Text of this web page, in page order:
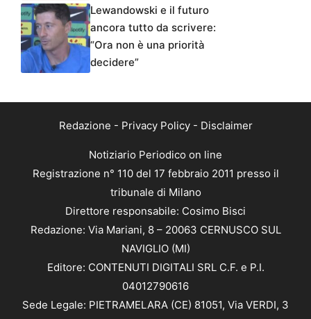
Lewandowski e il futuro
ancora tutto da scrivere:
“Ora non è una priorità
decidere”
Redazione - Privacy Policy- Disclaimer
Notiziario Periodico on line
Registrazione n° 110 del 17 febbraio 2011 presso il
tribunale di Milano
Direttore responsabile: Cosimo Bisci
Redazione: Via Mariani, 8 – 20063 CERNUSCO SUL
NAVIGLIO (MI)
Editore: CONTENUTI DIGITALI SRL C.F. e P.I.
04012790616
Sede Legale: PIETRAMELARA (CE) 81051, Via VERDI, 3